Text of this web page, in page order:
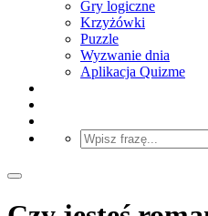
Gry logiczne
Krzyżówki
Puzzle
Wyzwanie dnia
Aplikacja Quizme